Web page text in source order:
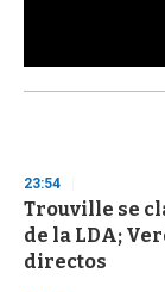
s
d
s
o
f
3
23:54
Trouville se
de la LDA;
directos